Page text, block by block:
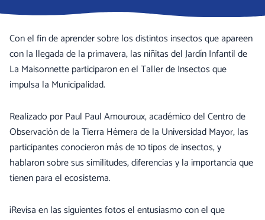
Con el fin de aprender sobre los distintos insectos que apareen
con la llegada de la primavera, las niñitas del Jardín Infantil de
La Maisonnette participaron en el Taller de Insectos que
impulsa la Municipalidad.
Realizado por Paul Paul Amouroux, académico del Centro de
Observación de la Tierra Hémera de la Universidad Mayor, las
participantes conocieron más de 10 tipos de insectos, y
hablaron sobre sus similitudes, diferencias y la importancia que
tienen para el ecosistema.
¡Revisa en las siguientes fotos el entusiasmo con el que